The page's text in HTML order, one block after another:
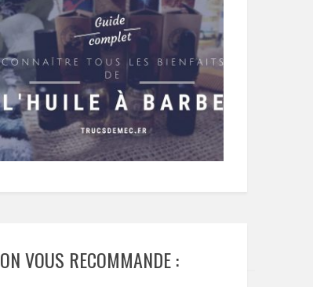
ON VOUS RECOMMANDE :